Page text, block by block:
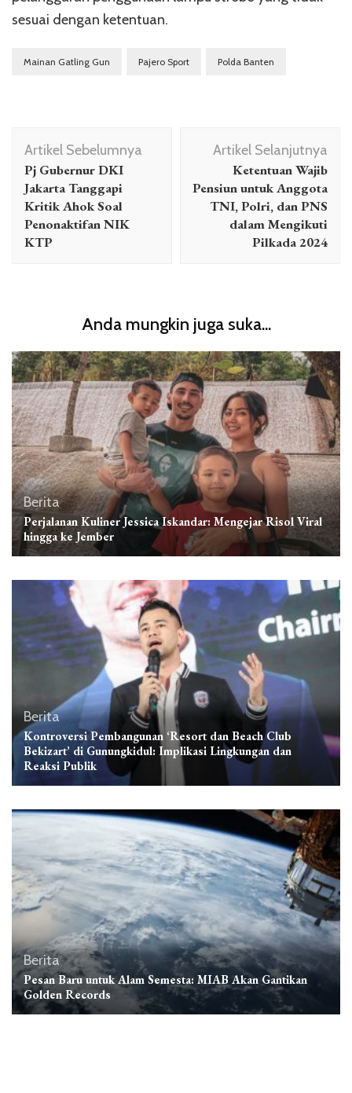
sesuai dengan ketentuan.
Mainan Gatling Gun Pajero Sport Polda Banten
Navigasi
Artikel
Artikel Sebelumnya
Pj Gubernur DKI
Jakarta Tanggapi
Kritik Ahok Soal
Penonaktifan NIK
KTP
Artikel Selanjutnya
Ketentuan Wajib
Pensiun untuk Anggota
TNI, Polri, dan PNS
dalam Mengikuti
Pilkada 2024
Anda mungkin juga suka...
Berita
Perjalanan Kuliner Jessica Iskandar: Mengejar Risol Viral
hingga ke Jember
Berita
Kontroversi Pembangunan ‘Resort dan Beach Club
Bekizart’ di Gunungkidul: Implikasi Lingkungan dan
Reaksi Publik
Berita
Pesan Baru untuk Alam Semesta: MIAB Akan Gantikan
Golden Records